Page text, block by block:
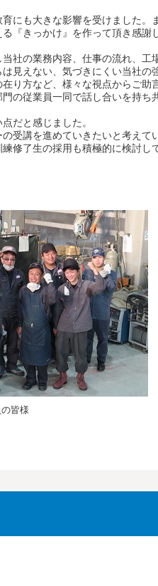
にも大きな影響を受けました。
『きっかけ』を作って頂き感謝
社の業務内容、仕事の流れ、工
見えない、気づきにくい当社の
り方など、様々な視点からご助
の従業員一同で話し合いを持ち
だと感じました。
受講を進めていきたいと考えて
修了生の採用も積極的に検討し
皆様